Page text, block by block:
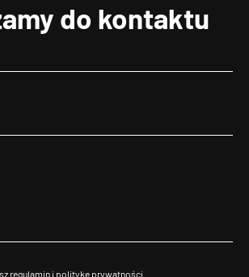
do kontaktu
regulamin i politykę prywatności